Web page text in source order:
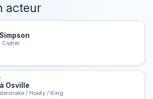
acteur
Cipher
Osville
/ Hooty / King